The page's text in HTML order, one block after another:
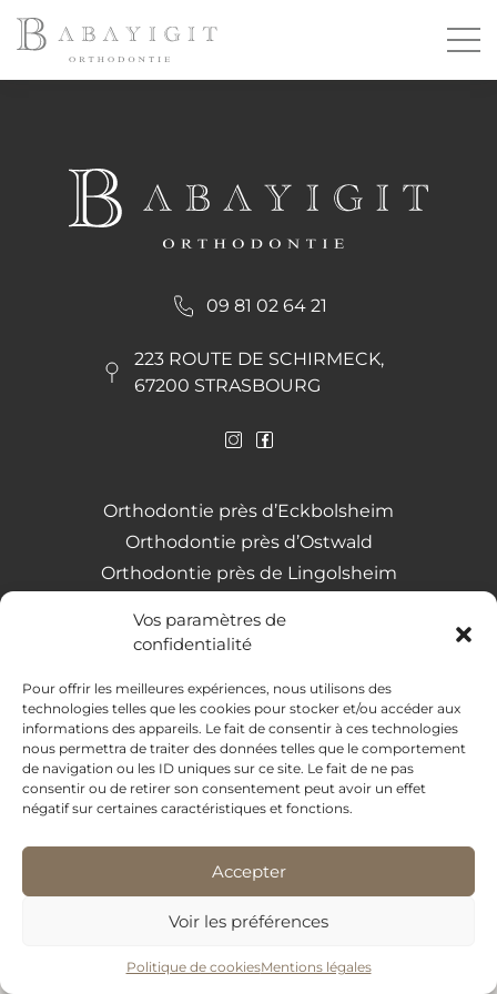
Vos paramètres de
confidentialité
Pour offrir les meilleures expériences, nous utilisons des
technologies telles que les cookies pour stocker et/ou accéder aux
informations des appareils. Le fait de consentir à ces technologies
nous permettra de traiter des données telles que le comportement
de navigation ou les ID uniques sur ce site. Le fait de ne pas
consentir ou de retirer son consentement peut avoir un effet
négatif sur certaines caractéristiques et fonctions.
Accepter
Voir les préférences
Politique de cookiesMentions légales
09 81 02 64 21
223 ROUTE DE SCHIRMECK,
67200 STRASBOURG
Orthodontie près d’Eckbolsheim
Orthodontie près d’Ostwald
Orthodontie près de Lingolsheim
Orthodontie près de Geispolsheim
Dr Babayigit © 2026 I Tous droits réservés
Conception et réalisation Mediweb
Mentions legales